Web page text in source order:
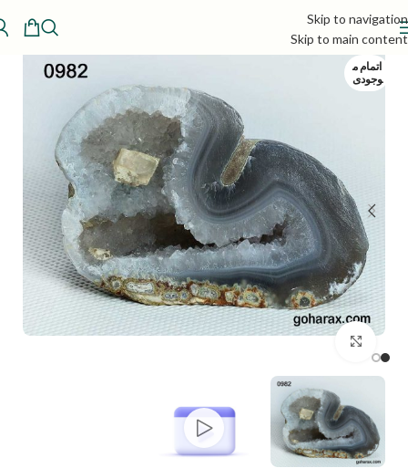
Skip to navigation
Skip to main content
اتمام م
وجودی